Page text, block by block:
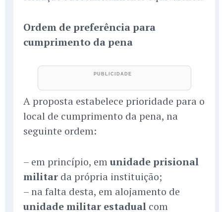
Ordem de preferência para
cumprimento da pena
A proposta estabelece prioridade para o
local de cumprimento da pena, na
seguinte ordem:
– em princípio, emunidade prisional
militar da própria instituição;
– na falta desta, em alojamento de
unidade militar estadual com